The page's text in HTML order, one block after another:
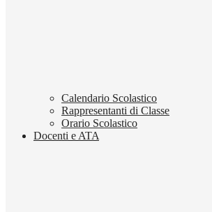
Calendario Scolastico
Rappresentanti di Classe
Orario Scolastico
Docenti e ATA